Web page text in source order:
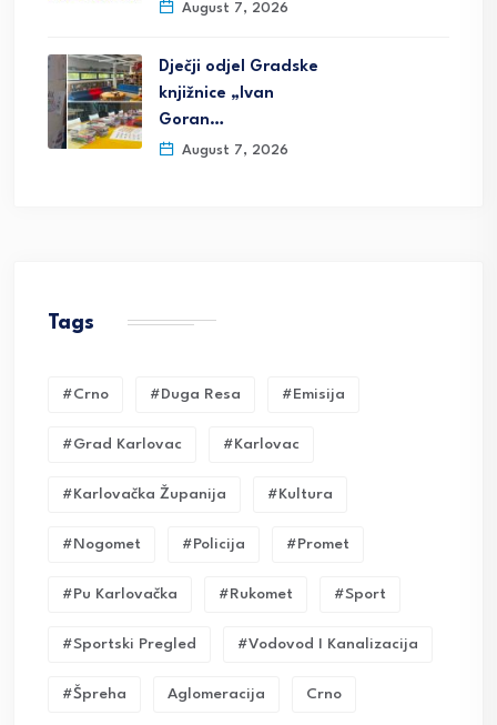
August 7, 2026
Dječji odjel Gradske
knjižnice „Ivan
Goran…
August 7, 2026
Tags
#crno #duga Resa #emisija
#grad Karlovac #karlovac
#karlovačka Županija #kultura
#nogomet #policija #promet
#pu Karlovačka #rukomet #sport
#sportski Pregled #vodovod I Kanalizacija
#Špreha Aglomeracija Crno